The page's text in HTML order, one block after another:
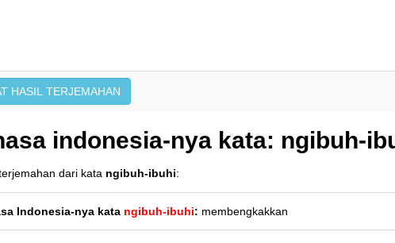
indonesia-nya kata: ngibuh-
dari kata ngibuh-ibuhi:
Indonesia-nya kata ngibuh-ibuhi: membengkakkan